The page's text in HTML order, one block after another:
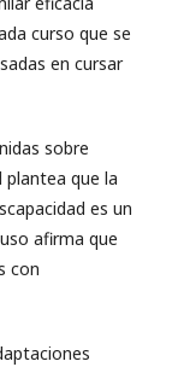
curso que se
en cursar
sobre
plantea que la
es un
afirma que
con